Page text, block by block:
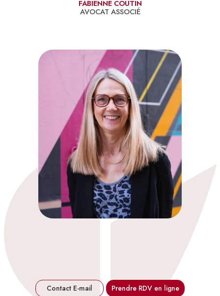
FABIENNE COUTIN
AVOCAT ASSOCIÉ
Contact E-mail Prendre RDV en ligne